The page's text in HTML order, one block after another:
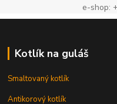
e-shop:
Kotlík na guláš
Smaltovaný kotlík
Antikorový kotlík